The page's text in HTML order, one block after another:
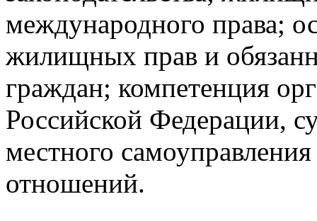
международного права;
жилищных прав и
граждан; компетенция
Российской Федерации,
местного
отношений.